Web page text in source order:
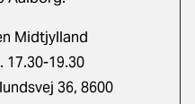
Midtjylland
17.30-19.30
36, 8600